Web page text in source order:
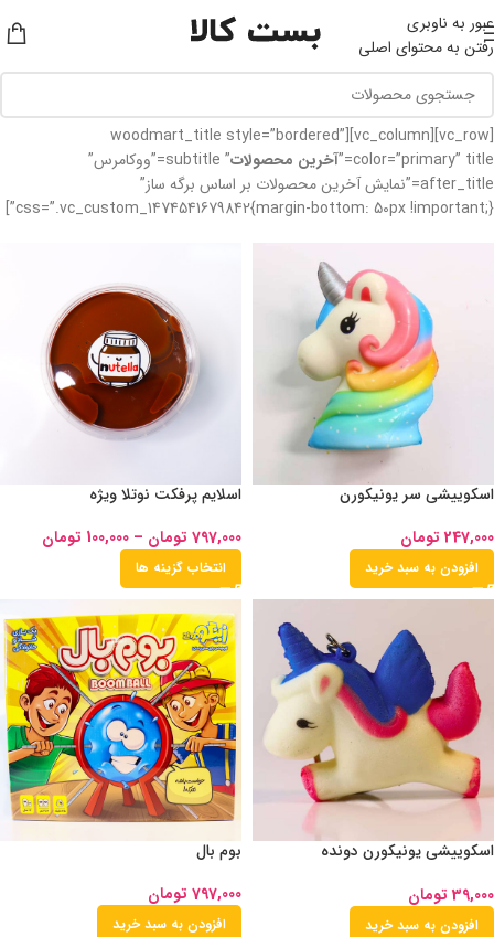
عبور به ناوبری
رفتن به محتوای اصلی
[vc_row][vc_column][woodmart_title style=”bordered”
color=”primary” title=” آخرین محصولات
” subtitle=”ووکامرس”
after_title=”نمایش آخرین محصولات بر اساس برگه ساز”
css=”.vc_custom_1474541679842{margin-bottom: 50px !important;}”]
اسکوییشی سر یونیکورن
247,000 تومان
افزودن به سبد خرید
اسلایم پرفکت نوتلا ویژه
797,000 تومان –
100,000 تومان
انتخاب گزینه ها
اسکوییشی یونیکورن دونده
39,000 تومان
افزودن به سبد خرید
بوم بال
797,000 تومان
افزودن به سبد خرید